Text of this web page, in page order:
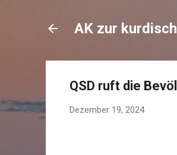
AK zur
QSD ruft die
Dezember 19, 2024